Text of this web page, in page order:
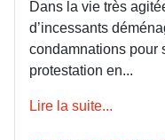
Dans la vie très
d’incessants
condamnations pour
protestation en...
Lire la suite...